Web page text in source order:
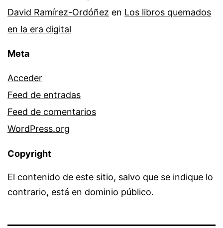
David Ramírez-Ordóñez en Los libros quemados
en la era digital
Meta
Acceder
Feed de entradas
Feed de comentarios
WordPress.org
Copyright
El contenido de este sitio, salvo que se indique lo
contrario, está en dominio público.